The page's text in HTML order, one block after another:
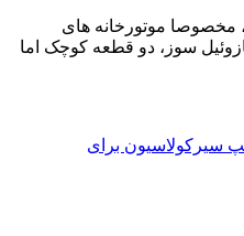
مخصوصا موتورخانه های
سوز، دو قطعه کوچک اما